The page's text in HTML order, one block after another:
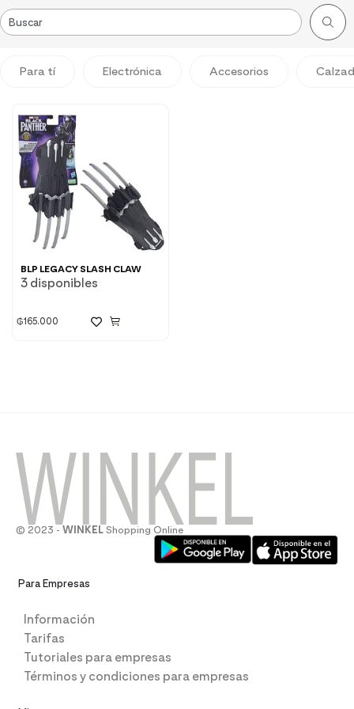
Para tí Electrónica Accesorios
BLP LEGACY SLASH CLAW
3 disponibles
₲165.000
© 2023 - WINKEL Shopping Online
Para Empresas
Información
Tarifas
Tutoriales para empresas
Términos y condiciones para empresas